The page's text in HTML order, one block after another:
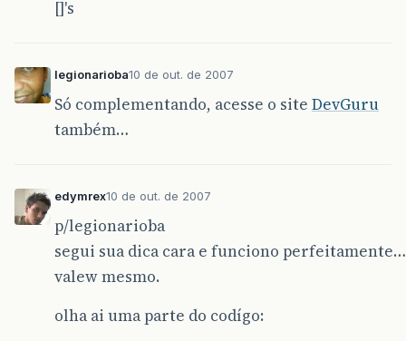
[]'s
legionarioba10 de out. de 2007
Só complementando, acesse o site DevGuru
também…
edymrex10 de out. de 2007
p/legionarioba
segui sua dica cara e funciono
valew mesmo.
olha ai uma parte do codígo: